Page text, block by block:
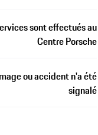
sont effectués au
Centre Porsche
ou accident n'a été
signalé